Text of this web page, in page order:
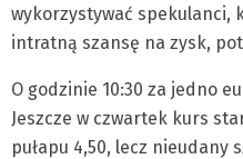
wykorzystywać spekulanci,
intratną szansę na zysk,
O godzinie 10:30 za jedno
Jeszcze w czwartek kurs
pułapu 4,50, lecz nieudany